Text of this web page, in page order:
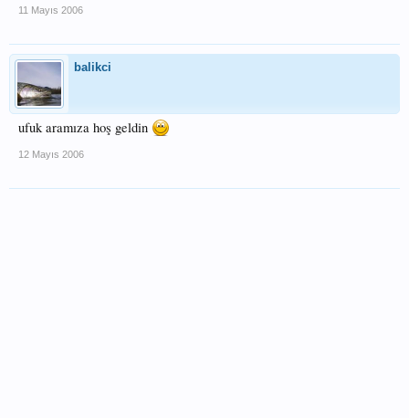
11 Mayıs 2006
balikci
ufuk aramıza hoş geldin
12 Mayıs 2006